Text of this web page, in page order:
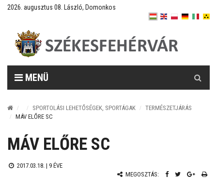
2026. augusztus 08. László, Domonkos
MENÜ
SPORTOLÁSI LEHETŐSÉGEK, SPORTÁGAK
TERMÉSZETJÁRÁS
MÁV ELŐRE SC
MÁV ELŐRE SC
2017.03.18. | 9 ÉVE
MEGOSZTÁS: